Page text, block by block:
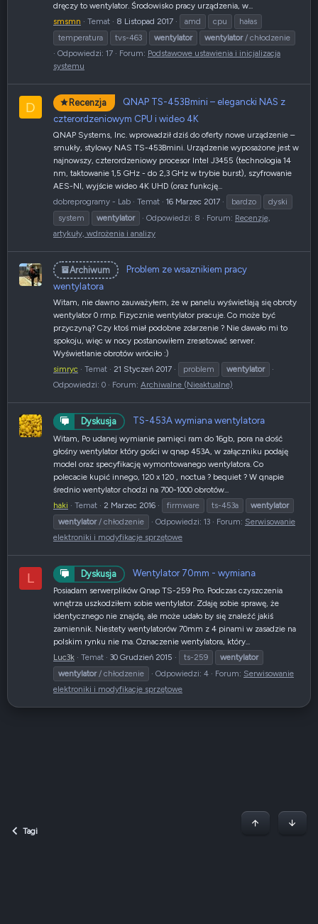
dręczy to wentylator. Środowisko pracy urządzenia, w...
smsmn
Temat 8 Listopad 2017 amd cpu
hałas
temperatura
tvs-463 wentylator wentylator/ chłodzenie
Odpowiedzi: 17
Forum: Podstawowe ustawienia i inicjalizacja
systemu
D Recenzja
QNAP TS-453Bmini – elegancki NAS z
czterordzeniowym CPU i wideo 4K
QNAP Systems, Inc. wprowadził dziś do oferty nowe urządzenie –
smukły, stylowy NAS TS-453Bmini. Urządzenie wyposażone jest w
najnowszy, czterordzeniowy procesor Intel J3455 (technologia 14
nm, taktowanie 1,5 GHz - do 2,3 GHz w trybie burst), szyfrowanie
AES-NI, wyjście wideo 4K UHD (oraz funkcję...
dobreprogramy - Lab
Temat 16 Marzec 2017 bardzo
dyski
system
wentylator Odpowiedzi: 8 Forum: Recenzje,
artykuły, wdrożenia i analizy
Archiwum
Problem ze wsaznikiem pracy
wentylatora
Witam, nie dawno zauważyłem, że w panelu wyświetlają się obroty
wentylator 0 rmp. Fizycznie wentylator pracuje. Co może być
przyczyną? Czy ktoś miał podobne zdarzenie ? Nie dawało mi to
spokoju, więc w nocy postanowiłem zresetować serwer.
Wyświetlanie obrotów wróciło :)
simryc
Temat 21 Styczeń 2017 problem
wentylator
Odpowiedzi: 0
Forum: Archiwalne (Nieaktualne)
Dyskusja TS-453A wymiana wentylatora
Witam, Po udanej wymianie pamięci ram do 16gb, pora na dość
głośny wentylator który gości w qnap 453A, w załączniku podaję
model oraz specyfikację wymontowanego wentylatora. Co
polecacie kupić innego, 120 x 120 , noctua ? bequiet ? W qnapie
średnio wentylator chodzi na 700-1000 obrotów...
haki
Temat 2 Marzec 2016 firmware ts-453a
wentylator
wentylator/ chłodzenie Odpowiedzi: 13 Forum: Serwisowanie
elektroniki i modyfikacje sprzętowe
L Dyskusja Wentylator 70mm - wymiana
Posiadam serwerplików Qnap TS-259 Pro. Podczas czyszczenia
wnętrza uszkodziłem sobie wentylator. Zdaję sobie sprawę, że
identycznego nie znajdę, ale może udało by się znaleźć jakiś
zamiennik. Niestety wentylatorów 70mm z 4 pinami w zasadzie na
polskim rynku nie ma. Oznaczenie wentylatora, który...
Luc3k
Temat 30 Grudzień 2015 ts-259
wentylator
wentylator/ chłodzenie Odpowiedzi: 4 Forum: Serwisowanie
elektroniki i modyfikacje sprzętowe
Tagi PoczątekDół